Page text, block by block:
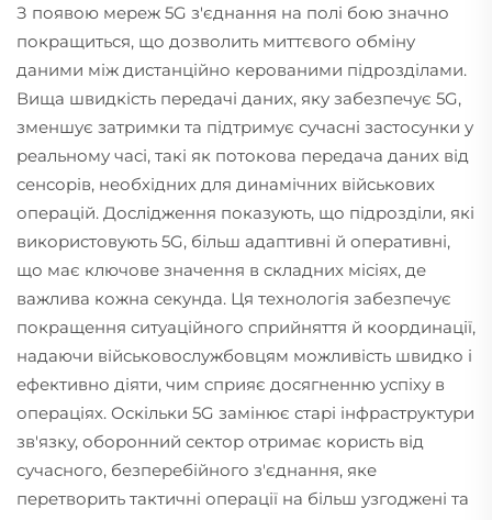
З появою мереж 5G з'єднання на полі бою значно
покращиться, що дозволить миттєвого обміну
даними між дистанційно керованими підрозділами.
Вища швидкість передачі даних, яку забезпечує 5G,
зменшує затримки та підтримує сучасні застосунки у
реальному часі, такі як потокова передача даних від
сенсорів, необхідних для динамічних військових
операцій. Дослідження показують, що підрозділи, які
використовують 5G, більш адаптивні й оперативні,
що має ключове значення в складних місіях, де
важлива кожна секунда. Ця технологія забезпечує
покращення ситуаційного сприйняття й координації,
надаючи військовослужбовцям можливість швидко і
ефективно діяти, чим сприяє досягненню успіху в
операціях. Оскільки 5G замінює старі інфраструктури
зв'язку, оборонний сектор отримає користь від
сучасного, безперебійного з'єднання, яке
перетворить тактичні операції на більш узгоджені та